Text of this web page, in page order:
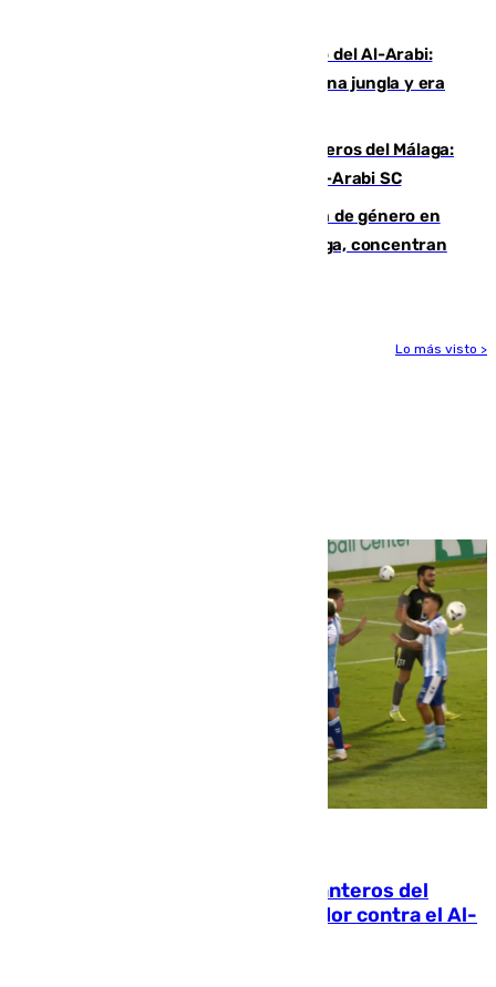
Juanfran Funes, sobre el duro juego del Al-Arabi:
“Por momentos nos hemos metido en una jungla y era
Ya se han estrenado los tres delanteros del Málaga:
Eneko Jauregui, bigoleador contra el Al-Arabi SC
35 mujeres asesinadas por violencia de género en
España en este 2026: Andalucía y Málaga, concentran
Lo más visto >
Ya se han estrenado los tres delanteros del
Málaga: Eneko Jauregui, bigoleador contra el Al-